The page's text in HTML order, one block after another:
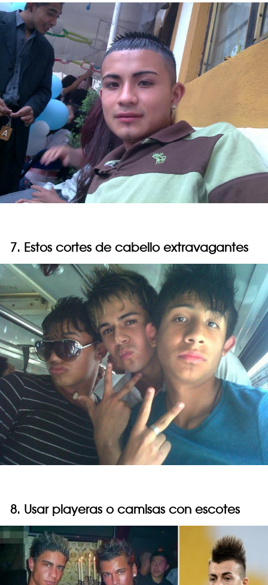
7. Estos cortes de cabello extravagantes
8. Usar playeras o camisas con escotes